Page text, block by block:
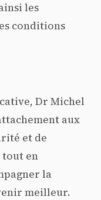
les
conditions
Dr Michel
aux
et de
en
la
meilleur.